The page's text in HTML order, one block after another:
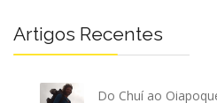
Artigos Recentes
Do Chuí ao